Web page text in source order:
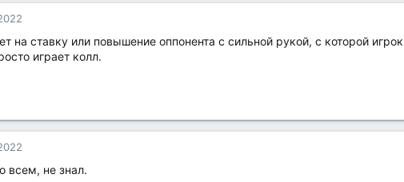
на ставку или повышение оппонента с сильной рукой, с которой
играет колл.
всем, не знал.